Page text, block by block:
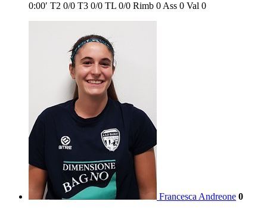
0:00′ T2 0/0 T3 0/0 TL 0/0 Rimb 0 Ass 0 Val 0
Francesca Andreone 0